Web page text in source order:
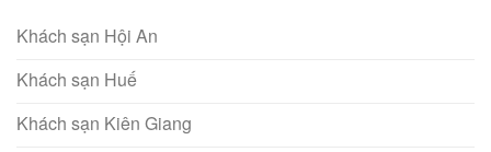
Khách sạn Hội An
Khách sạn Huế
Khách sạn Kiên Giang